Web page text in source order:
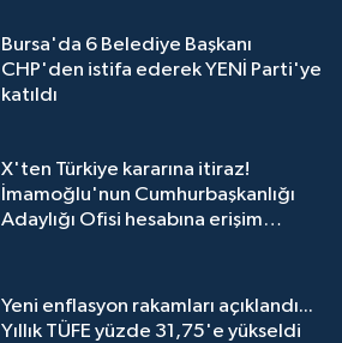
Bursa'da 6 Belediye Başkanı
CHP'den istifa ederek YENİ Parti'ye
katıldı
X'ten Türkiye kararına itiraz!
İmamoğlu'nun Cumhurbaşkanlığı
Adaylığı Ofisi hesabına erişim
Yeni enflasyon rakamları açıklandı...
Yıllık TÜFE yüzde 31,75'e yükseldi